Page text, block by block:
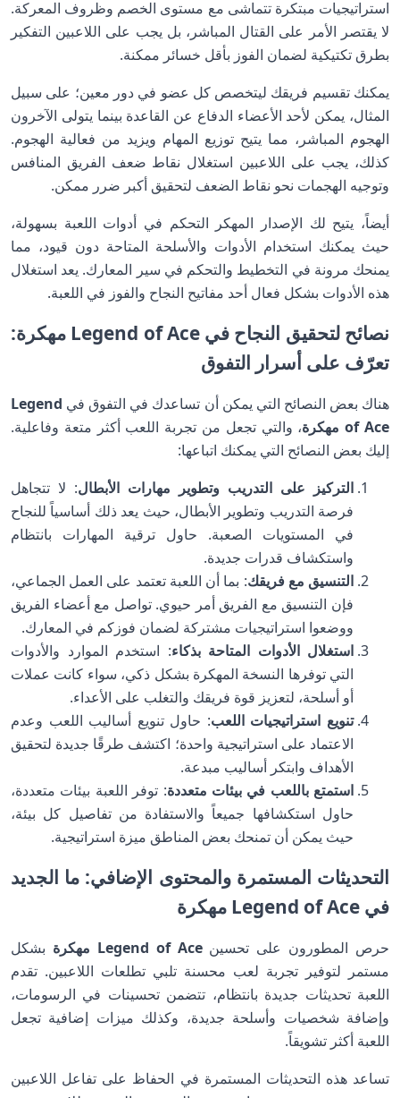
استراتيجيات مبتكرة تتماشى مع مستوى الخصم وظروف المعركة.
لا يقتصر الأمر على القتال المباشر، بل يجب على اللاعبين التفكير
بطرق تكتيكية لضمان الفوز بأقل خسائر ممكنة.
يمكنك تقسيم فريقك ليتخصص كل عضو في دور معين؛ على سبيل
المثال، يمكن لأحد الأعضاء الدفاع عن القاعدة بينما يتولى الآخرون
الهجوم المباشر، مما يتيح توزيع المهام ويزيد من فعالية الهجوم.
كذلك، يجب على اللاعبين استغلال نقاط ضعف الفريق المنافس
وتوجيه الهجمات نحو نقاط الضعف لتحقيق أكبر ضرر ممكن.
أيضاً، يتيح لك الإصدار المهكر التحكم في أدوات اللعبة بسهولة،
حيث يمكنك استخدام الأدوات والأسلحة المتاحة دون قيود، مما
يمنحك مرونة في التخطيط والتحكم في سير المعارك. يعد استغلال
هذه الأدوات بشكل فعال أحد مفاتيح النجاح والفوز في اللعبة.
نصائح لتحقيق النجاح في Legend of Ace مهكرة:
تعرّف على أسرار التفوق
هناك بعض النصائح التي يمكن أن تساعدك في التفوق في Legend
of Ace مهكرة
، والتي تجعل من تجربة اللعب أكثر متعة وفاعلية.
إليك بعض النصائح التي يمكنك اتباعها:
التركيز على التدريب وتطوير مهارات الأبطال: لا تتجاهل
فرصة التدريب وتطوير الأبطال، حيث يعد ذلك أساسياً للنجاح
في المستويات الصعبة. حاول ترقية المهارات بانتظام
واستكشاف قدرات جديدة.
التنسيق مع فريقك: بما أن اللعبة تعتمد على العمل الجماعي،
فإن التنسيق مع الفريق أمر حيوي. تواصل مع أعضاء الفريق
ووضعوا استراتيجيات مشتركة لضمان فوزكم في المعارك.
استغلال الأدوات المتاحة بذكاء: استخدم الموارد والأدوات
التي توفرها النسخة المهكرة بشكل ذكي، سواء كانت عملات
أو أسلحة، لتعزيز قوة فريقك والتغلب على الأعداء.
تنويع استراتيجيات اللعب: حاول تنويع أساليب اللعب وعدم
الاعتماد على استراتيجية واحدة؛ اكتشف طرقًا جديدة لتحقيق
الأهداف وابتكر أساليب مبدعة.
استمتع باللعب في بيئات متعددة: توفر اللعبة بيئات متعددة،
حاول استكشافها جميعاً والاستفادة من تفاصيل كل بيئة،
حيث يمكن أن تمنحك بعض المناطق ميزة استراتيجية.
التحديثات المستمرة والمحتوى الإضافي: ما الجديد
في Legend of Ace
مهكرة
حرص المطورون على تحسينLegend of Ace مهكرة
بشكل
مستمر لتوفير تجربة لعب محسنة تلبي تطلعات اللاعبين. تقدم
اللعبة تحديثات جديدة بانتظام، تتضمن تحسينات في الرسومات،
وإضافة شخصيات وأسلحة جديدة، وكذلك ميزات إضافية تجعل
اللعبة أكثر تشويقاً.
تساعد هذه التحديثات المستمرة في الحفاظ على تفاعل اللاعبين